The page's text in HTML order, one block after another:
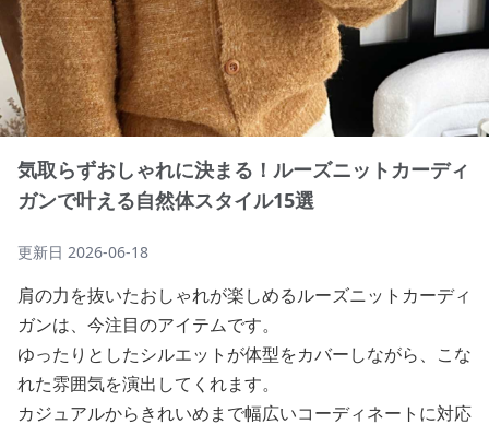
気取らずおしゃれに決まる！ルーズニットカーディ
ガンで叶える自然体スタイル15選
更新日 2026-06-18
肩の力を抜いたおしゃれが楽しめるルーズニットカーディ
ガンは、今注目のアイテムです。
ゆったりとしたシルエットが体型をカバーしながら、こな
れた雰囲気を演出してくれます。
カジュアルからきれいめまで幅広いコーディネートに対応